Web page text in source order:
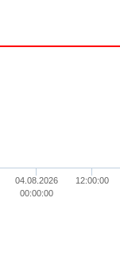
04.08.2026
00:00:00
12:00:00